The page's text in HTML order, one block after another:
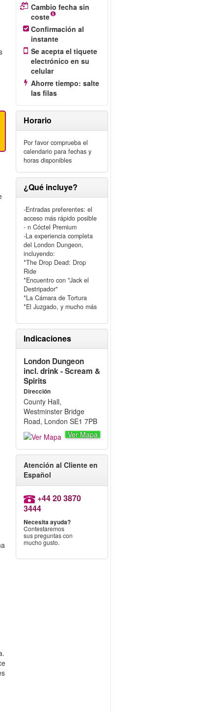
Cambio fecha sin
coste
Confirmación al
instante
Se acepta el tiquete
electrónico en su
celular
Ahorre tiempo: salte
las filas
Horario
Por favor comprueba el
calendario para fechas y
horas disponibles
¿Qué incluye?
-Entradas preferentes: el
acceso más rápido posible
- n Cóctel Premium
-La experiencia completa
del London Dungeon,
incluyendo:
*The Drop Dead: Drop
Ride
*Encuentro con "Jack el
Destripador"
*La Cámara de Tortura
*El Juzgado, y mucho más
Indicaciones
London Dungeon
incl. drink - Scream &
Spirits
Dirección
County Hall,
Westminster Bridge
Road, London SE1 7PB
Ver Mapa
Atención al Cliente en
Español
+44 20 3870
3444
Necesita ayuda?
Contestaremos
sus preguntas con
mucho gusto.